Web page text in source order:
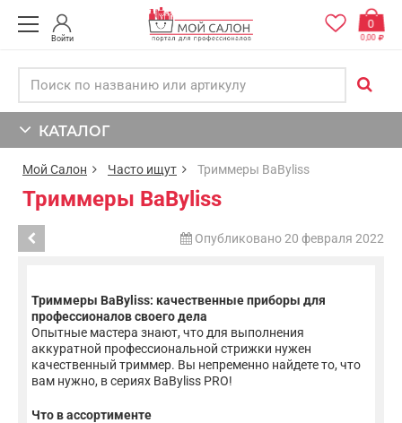
Войти
0
0,00
КАТАЛОГ
Мой Салон Часто ищут Триммеры BaByliss
Триммеры BaByliss
Опубликовано 20 февраля 2022
Триммеры BaByliss: качественные приборы для
профессионалов своего дела
Опытные мастера знают, что для выполнения
аккуратной профессиональной стрижки нужен
качественный триммер. Вы непременно найдете то, что
вам нужно, в сериях BaByliss PRO!
Что в ассортименте